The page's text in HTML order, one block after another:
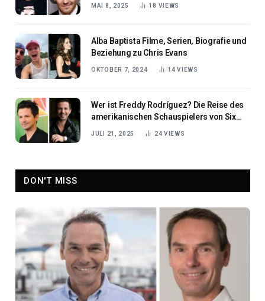
MAI 8, 2025 18 VIEWS
Alba Baptista Filme, Serien, Biografie und
Beziehung zu Chris Evans
OKTOBER 7, 2024 14VIEWS
Wer ist Freddy Rodríguez? Die Reise des
amerikanischen Schauspielers von Six
Feet Under bis Bull und darüber hinaus
JULI 21, 2025 24 VIEWS
DON'T MISS